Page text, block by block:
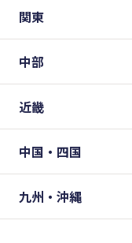
関東
中部
近畿
中国・四国
九州・沖縄